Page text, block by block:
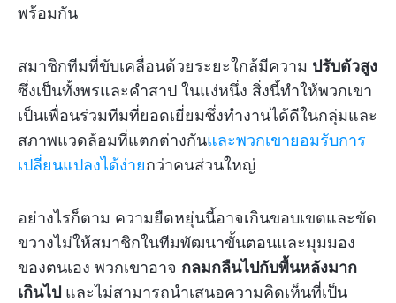
พร้อมกัน
สมาชิกทีมที่ขับเคลื่อนด้วยระยะใกล้มีความ ปรับตัวสูง
ซึ่งเป็นทั้งพรและคำสาป ในแง่หนึ่ง สิ่งนี้ทำให้พวกเขา
เป็นเพื่อนร่วมทีมที่ยอดเยี่ยมซึ่งทำงานได้ดีในกลุ่มและ
สภาพแวดล้อมที่แตกต่างกันและพวกเขายอมรับการ
เปลี่ยนแปลงได้ง่ายกว่าคนส่วนใหญ่
อย่างไรก็ตาม ความยืดหยุ่นนี้อาจเกินขอบเขตและขัด
ขวางไม่ให้สมาชิกในทีมพัฒนาขั้นตอนและมุมมอง
ของตนเอง พวกเขาอาจ กลมกลืนไปกับพื้นหลังมาก
เกินไป และไม่สามารถนำเสนอความคิดเห็นที่เป็น